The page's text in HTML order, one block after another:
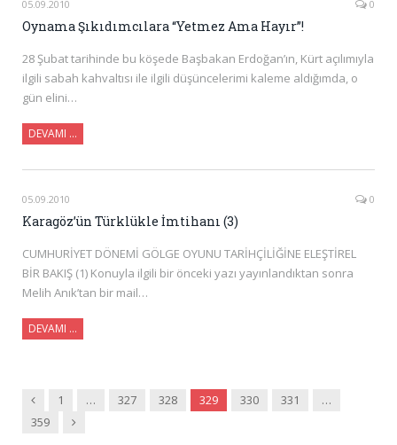
05.09.2010 0
Oynama Şıkıdımcılara “Yetmez Ama Hayır”!
28 Şubat tarihinde bu köşede Başbakan Erdoğan’ın, Kürt açılımıyla
ilgili sabah kahvaltısı ile ilgili düşüncelerimi kaleme aldığımda, o
gün elini…
DEVAMI …
05.09.2010 0
Karagöz’ün Türklükle İmtihanı (3)
CUMHURİYET DÖNEMİ GÖLGE OYUNU TARİHÇİLİĞİNE ELEŞTİREL
BİR BAKIŞ (1) Konuyla ilgili bir önceki yazı yayınlandıktan sonra
Melih Anık’tan bir mail…
DEVAMI …
Önceki
1 … 327 328 329 330 331
…
359
Sonraki